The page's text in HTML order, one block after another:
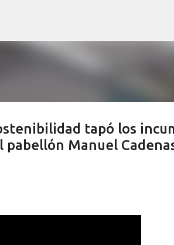
tapó los
Manuel